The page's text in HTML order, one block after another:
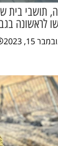
תושבי
לראשונה
15, 2023